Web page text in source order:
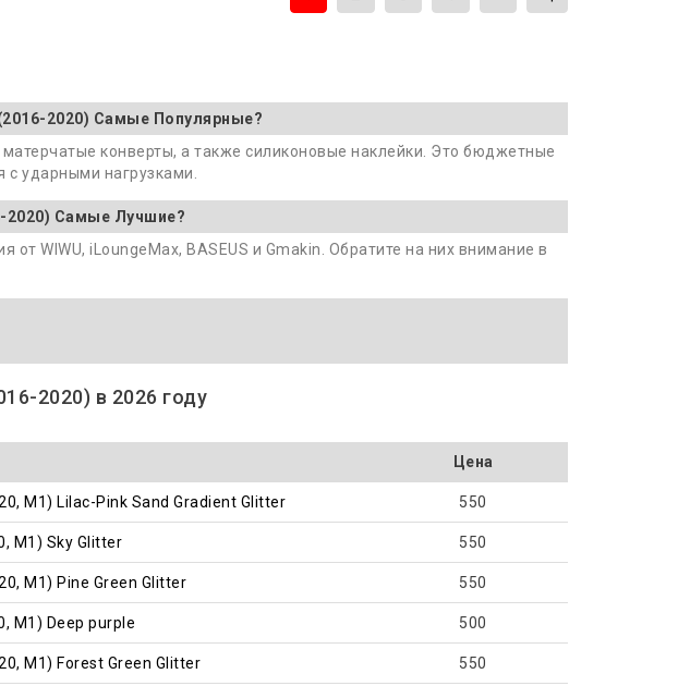
2020) Самые Популярные?
матерчатые конверты, а также силиконовые наклейки. Это бюджетные
с ударными нагрузками.
2020) Самые Лучшие?
WIWU, iLoungeMax, BASEUS и Gmakin. Обратите на них внимание в
2020) в 2026 году
Цена
М1) Lilac-Pink Sand Gradient Glitter 550
М1) Sky Glitter 550
М1) Pine Green Glitter 550
М1) Deep purple 500
М1) Forest Green Glitter 550